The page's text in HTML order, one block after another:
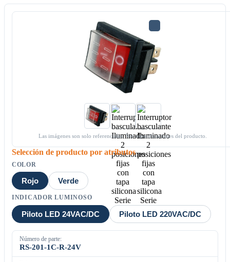
Las imágenes son solo referenciales. Ver especificaciones del producto.
Selección de producto por atributos
COLOR
Rojo Verde
INDICADOR LUMINOSO
Piloto LED 24VAC/DC Piloto LED 220VAC/DC
Número de parte:
RS-201-1C-R-24V